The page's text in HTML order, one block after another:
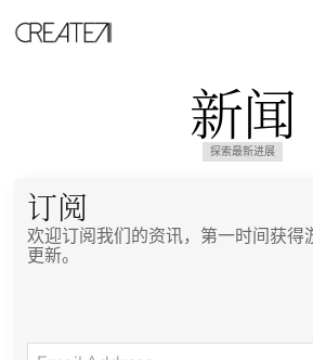
新
闻
新闻
探索最新进展
订阅
欢迎订阅我们的资讯，第一时间获得
更新。